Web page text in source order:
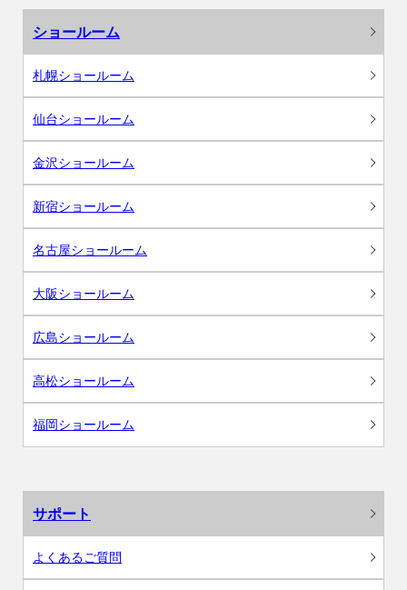
ショールーム
札幌ショールーム
仙台ショールーム
金沢ショールーム
新宿ショールーム
名古屋ショールーム
大阪ショールーム
広島ショールーム
高松ショールーム
福岡ショールーム
サポート
よくあるご質問